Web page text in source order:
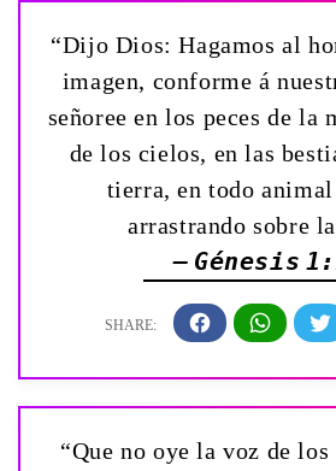
“Dijo Dios: Hagamos al
imagen, conforme á
señoree en los peces de la
de los cielos, en las
tierra, en todo animal
arrastrando sobre
— Génesis
“Que no oye la voz de los